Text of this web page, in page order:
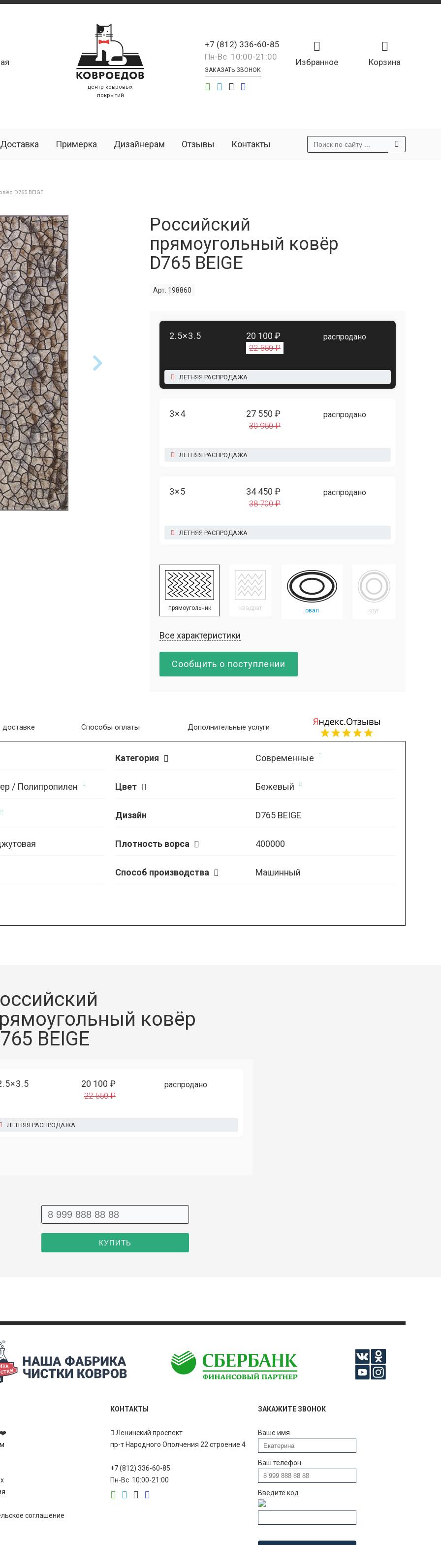
центр ковровых
покрытий
Корзина
Избранное
+7 (812) 336-60-85
Пн-Вс 10:00-21:00
ЗАКАЗАТЬ ЗВОНОК
Доставка Примерка Дизайнерам Отзывы Контакты
D765 BEIGE
Российский
прямоугольный ковёр
D765 BEIGE
Арт. 198860
2.5×3.5 20 100 ₽
22 550 ₽
распродано
ЛЕТНЯЯ РАСПРОДАЖА
3×4 27 550 ₽
30 950 ₽
распродано
ЛЕТНЯЯ РАСПРОДАЖА
3×5 34 450 ₽
38 700 ₽
распродано
ЛЕТНЯЯ РАСПРОДАЖА
прямоугольник квадрат овал круг
Все характеристики
Сообщить о поступлении
Категория Современные
/ Полипропилен Цвет Бежевый
Дизайн D765 BEIGE
Плотность ворса 400000
Способ производства Машинный
Способы оплаты Дополнительные услуги
ковёр
BEIGE
20 100 ₽
22 550 ₽
распродано
ЛЕТНЯЯ РАСПРОДАЖА
❤️
соглашение
КОНТАКТЫ
Ленинский проспект
пр-т Народного Ополчения 22 строение 4
+7 (812) 336-60-85
Пн-Вс 10:00-21:00
ЗАКАЖИТЕ ЗВОНОК
Ваше имя
Ваш телефон
Введите код